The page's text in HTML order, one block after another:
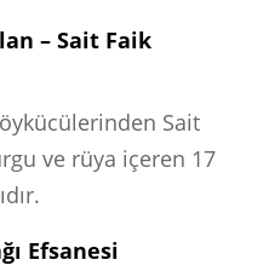
– Sait Faik
Sait
ve rüya içeren 17
Efsanesi